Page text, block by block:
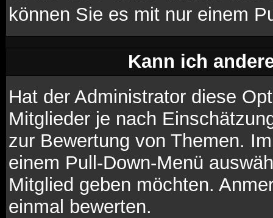
können Sie es mit nur einem
Kann ich
Hat der Administrator diese
Mitglieder je nach
zur Bewertung von Themen.
einem Pull-Down-Menü
Mitglied geben möchten.
einmal bewerten.